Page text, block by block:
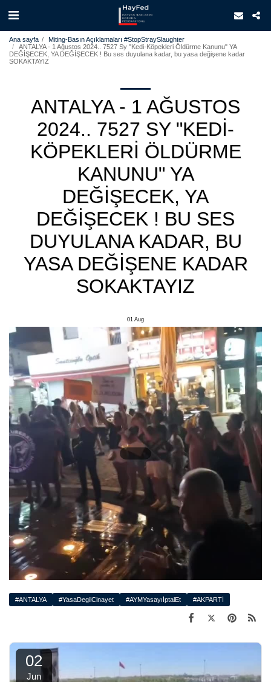
Ana sayfa
Miting-Basın Açıklamaları #StopStraySlaughter
ANTALYA - 1 Ağustos 2024.. 7527 Sy "Kedi-Köpekleri Öldürme Kanunu" YA
DEĞİŞECEK, YA DEĞİŞECEK ! Bu ses duyulana kadar, bu yasa değişene kadar
SOKAKTAYIZ
ANTALYA - 1 AĞUSTOS
2024.. 7527 SY "KEDI-
KÖPEKLERI ÖLDÜRME
KANUNU" YA
DEĞİŞECEK, YA
DEĞİŞECEK ! BU SES
DUYULANA KADAR, BU
YASA DEĞIŞENE KADAR
SOKAKTAYIZ
01 Aug
#ANTALYA #YasaDegilCinayet #AYMYasayıİptalEt #AKPARTİ
02
Jun